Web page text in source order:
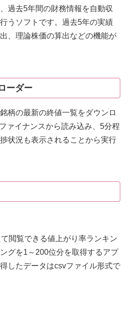
過去5年間の財務情報を自動収
うソフトです。過去5年の実績
、理論株価の算出などの機能が
ーダー
柄の最新の終値一覧をダウンロ
ァイナンスから読み込み、5分程
状況も表示されることから実行
閲覧できる値上がり率ランキン
グを1～200位分を取得するアプ
したデータはcsvファイル形式で